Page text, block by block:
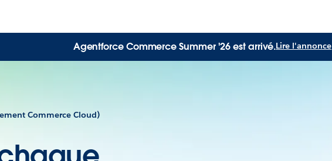
Agentforce Commerce Summer '26 est arrivé.Lire l'annonce
Commerce Cloud)